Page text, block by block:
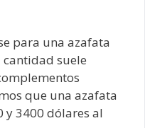
para una azafata
cantidad suele
que una azafata
y 3400 dólares al